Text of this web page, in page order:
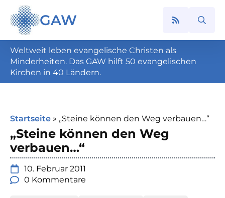
GAW
Search
Weltweit leben evangelische Christen als
Minderheiten. Das GAW hilft 50 evangelischen
Kirchen in 40 Ländern.
Startseite » „Steine können den Weg verbauen…“
„Steine können den Weg
verbauen…“
10. Februar 2011
0 Kommentare